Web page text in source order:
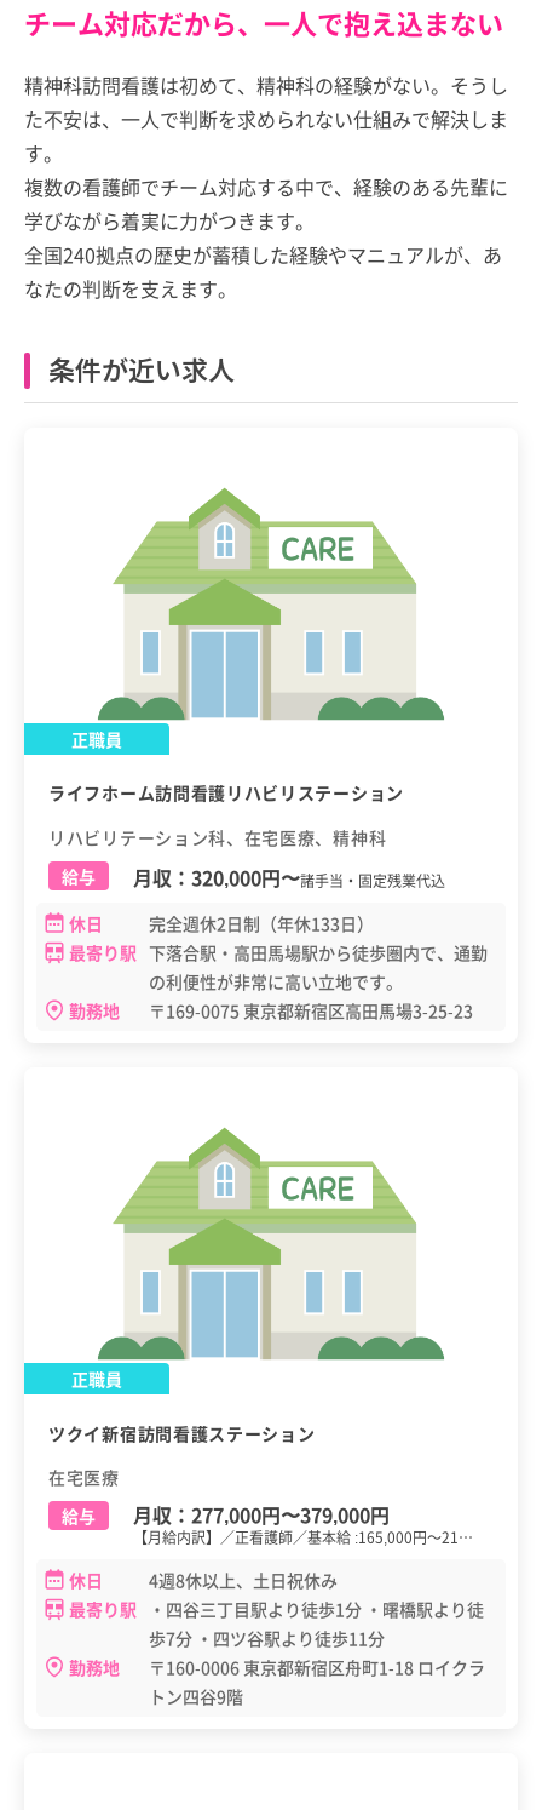
チーム対応だから、一人で抱え込まない
精神科訪問看護は初めて、精神科の経験がない。そうし
た不安は、一人で判断を求められない仕組みで解決しま
す。
複数の看護師でチーム対応する中で、経験のある先輩に
学びながら着実に力がつきます。
全国240拠点の歴史が蓄積した経験やマニュアルが、あ
なたの判断を支えます。
条件が近い求人
正職員
ライフホーム訪問看護リハビリステーション
リハビリテーション科、在宅医療、精神科
給与
月収： 320,000円〜諸手当・固定残業代込
休日
完全週休2日制（年休133日）
最寄り駅 下落合駅・高田馬場駅から徒歩圏内で、通勤
の利便性が非常に高い立地です。
勤務地
〒169-0075 東京都新宿区高田馬場3-25-23
正職員
ツクイ新宿訪問看護ステーション
在宅医療
給与
月収： 277,000円〜379,000円
【月給内訳】／正看護師／基本給 :165,000円～21…
休日
4週8休以上、土日祝休み
最寄り駅
・四谷三丁目駅より徒歩1分 ・曙橋駅より徒
歩7分 ・四ツ谷駅より徒歩11分
勤務地
〒160-0006 東京都新宿区舟町1-18 ロイクラ
トン四谷9階